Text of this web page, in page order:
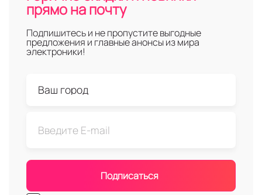
прямо на почту
Подпишитесь и не пропустите выгодные
предложения и главные анонсы из мира
электроники!
Подписаться